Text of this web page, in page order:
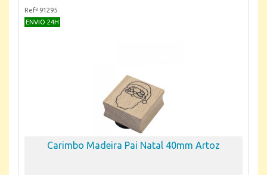
Refª 91295
ENVIO 24H
Carimbo Madeira Pai Natal 40mm Artoz